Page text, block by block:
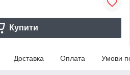
Купити
Доставка Оплата Умови